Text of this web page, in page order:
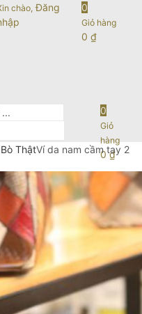
chào, Đăng
0
Giỏ hàng
0 ₫
0
Giỏ
hàng
0₫
ThậtVí da nam cầm tay 2